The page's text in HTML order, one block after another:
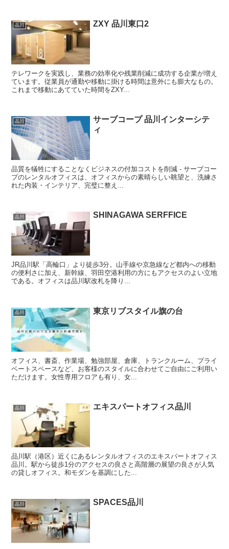
品川 ZXY 品川東口2
テレワークを実践し、業務の効率化や残業削減に成功する企業が増え
ています。従業員が通勤や移動に掛ける時間は意外にも膨大なもの。
これまで移動にあてていた時間をZXY...
品川
サーブコープ 品川インターシテ
ィ
品質を犠牲にすることなくビジネスの付加コストを削減 - サーブコー
プのレンタルオフィスは、オフィスからの素晴らしい眺望と、洗練さ
れた内装・インテリア、完璧に整え...
品川 SHINAGAWA SERFFICE
JR品川駅「高輪口」より徒歩3分。山手線や京急線など都内への移動
の便利さに加え、新幹線、羽田空港利用の方にもアクセスのよい立地
である。オフィスは品川駅改札を降り...
品川 東京リブスタイル旗の台
オフィス、書斎、作業場、勉強部屋、倉庫、トランクルーム、プライ
ベートスペースなど、お客様のスタイルに合わせてご自由にご利用い
ただけます。女性専用フロアも有り、女...
品川 エキスパートオフィス品川
品川駅（港区）近くにあるレンタルオフィスのエキスパートオフィス
品川。駅から徒歩1分のアクセスの良さと高階層の展望の良さが人気
の貸しオフィス。和モダンを基調にした...
品川 SPACES品川